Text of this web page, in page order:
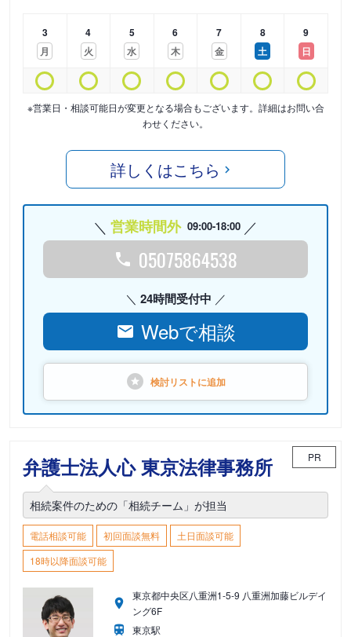
3
月
4
火
5
水
6
木
7
金
8
土
9
日
※営業日・相談可能日が変更となる場合もございます。詳細はお問い合
わせください。
詳しくはこちら
営業時間外 09:00-18:00
05075864538
24時間受付中
Webで相談
検討リストに追加
弁護士法人心 東京法律事務所 PR
相続案件のための「相続チーム」が担当
電話相談可能 初回面談無料
土日面談可能
18時以降面談可能
東京都中央区八重洲1-5-9 八重洲加藤ビルデイ
ング6F
東京駅